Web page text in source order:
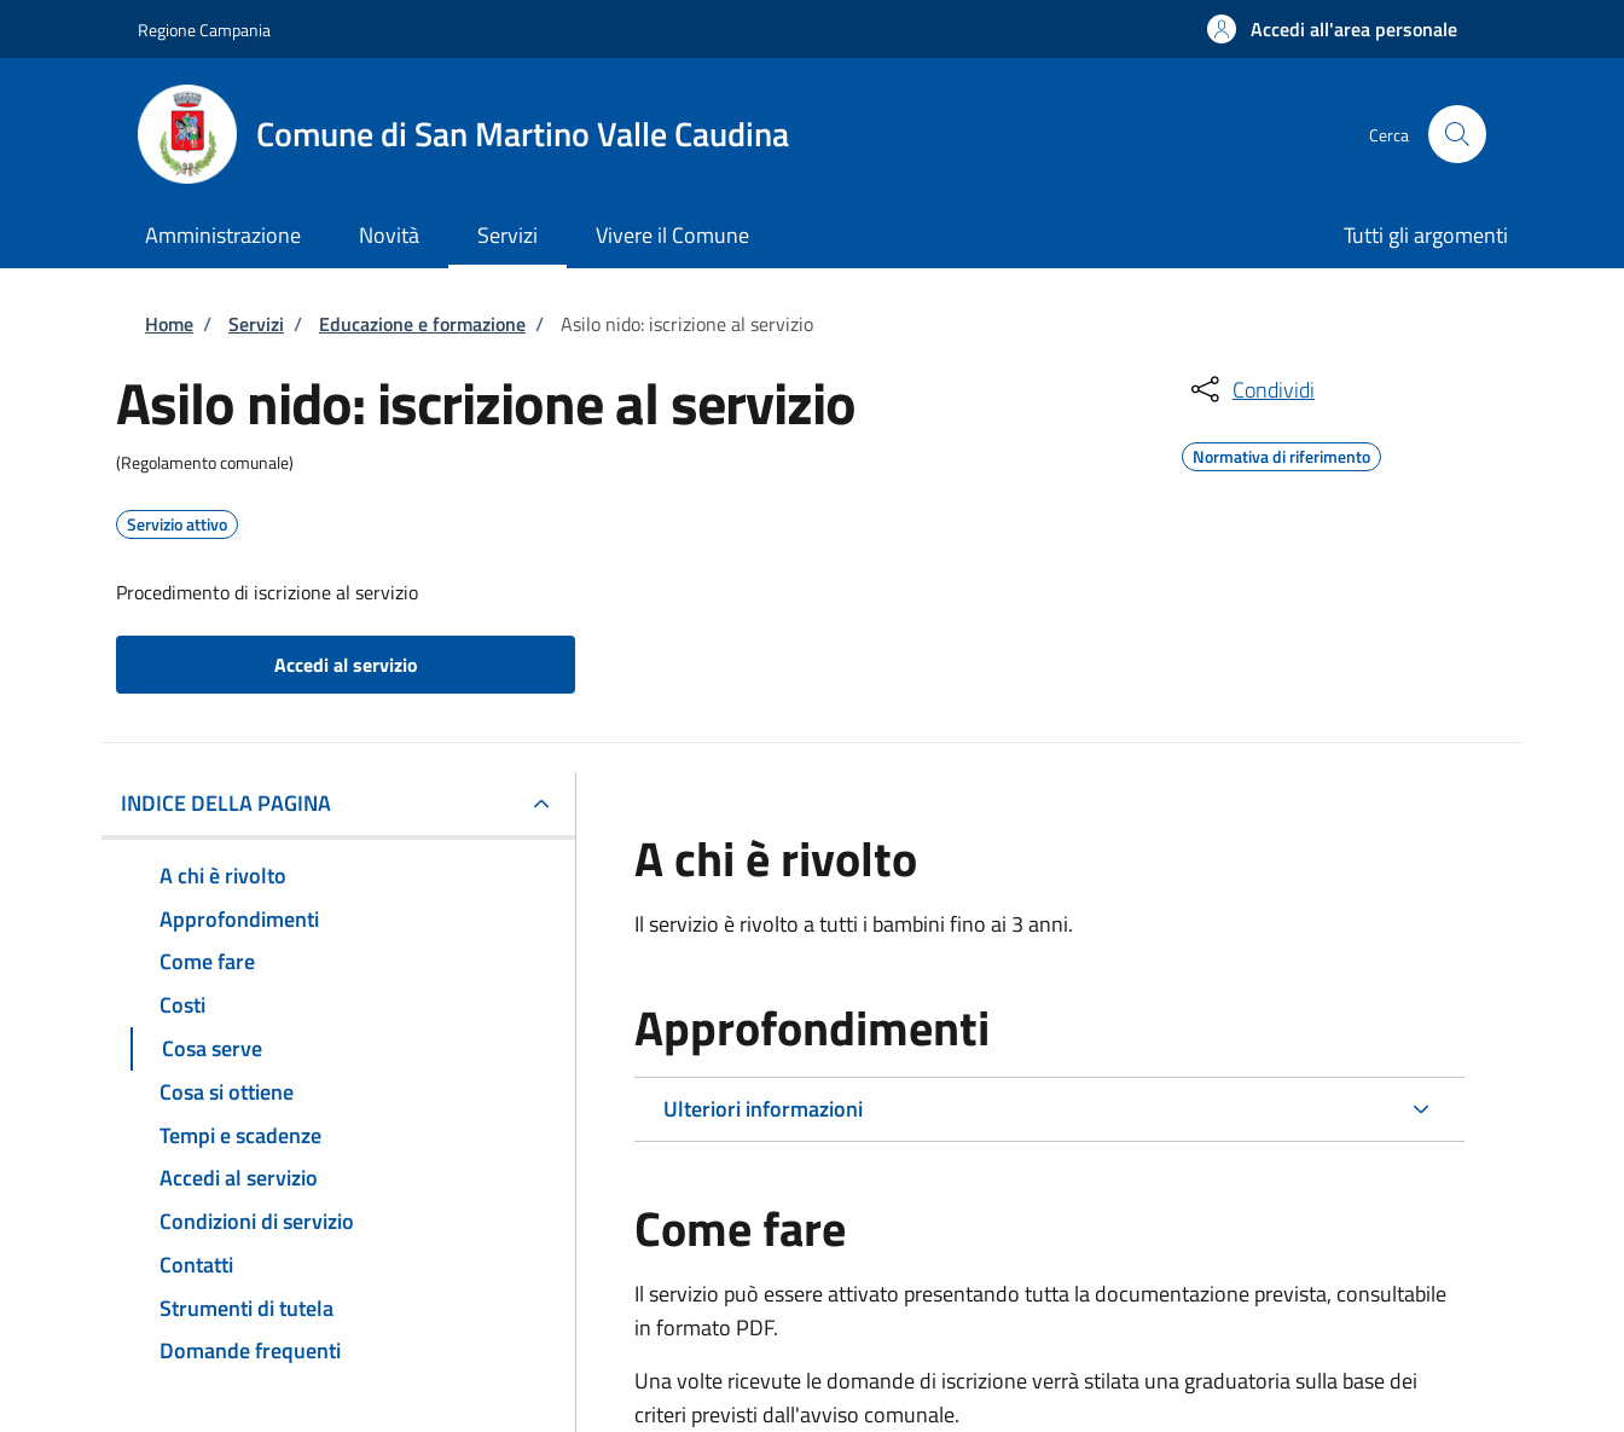
Regione Campania Accedi all'area personale
Comune di San Martino Valle Caudina Cerca
Amministrazione Novità Servizi Vivere il Comune Tutti gli argomenti
Briciole di pane
Home / Servizi / Educazione e formazione / Asilo nido: iscrizione al servizio
Asilo nido: iscrizione al servizio
(Regolamento comunale)
Servizio attivo
Procedimento di iscrizione al servizio
Accedi al servizio
Condividi
Normativa di riferimento
INDICE DELLA PAGINA
A chi è rivolto
Approfondimenti
Come fare
Costi
Cosa serve
Cosa si ottiene
Tempi e scadenze
Accedi al servizio
Condizioni di servizio
Contatti
Strumenti di tutela
Domande frequenti
A chi è rivolto
Il servizio è rivolto a tutti i bambini fino ai 3 anni.
Approfondimenti
Ulteriori informazioni
Come fare
Il servizio può essere attivato presentando tutta la documentazione prevista, consultabile
in formato PDF.
Una volte ricevute le domande di iscrizione verrà stilata una graduatoria sulla base dei
criteri previsti dall'avviso comunale.